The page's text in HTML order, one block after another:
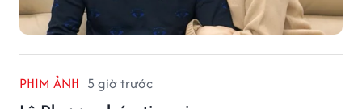
PHIM ẢNH 5 giờ trước